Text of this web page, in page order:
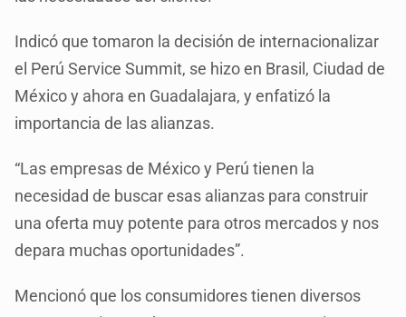
Indicó que tomaron la decisión de internacionalizar
el Perú Service Summit, se hizo en Brasil, Ciudad de
México y ahora en Guadalajara, y enfatizó la
importancia de las alianzas.
“Las empresas de México y Perú tienen la
necesidad de buscar esas alianzas para construir
una oferta muy potente para otros mercados y nos
depara muchas oportunidades”.
Mencionó que los consumidores tienen diversos